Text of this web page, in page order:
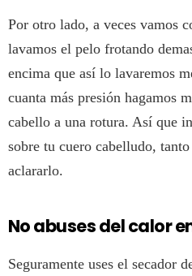
Por otro lado, a veces vamos
lavamos el pelo frotando
encima que así lo lavaremos
cuanta más presión hagamos
cabello a una rotura. Así que
sobre tu cuero cabelludo,
aclararlo.
No abuses del calor
Seguramente uses el secador